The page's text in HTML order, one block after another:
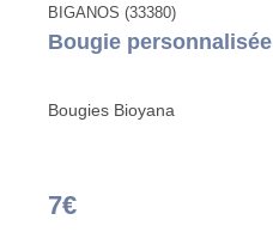
BIGANOS (33380)
Bougie personnalisée
Bougies Bioyana
7€